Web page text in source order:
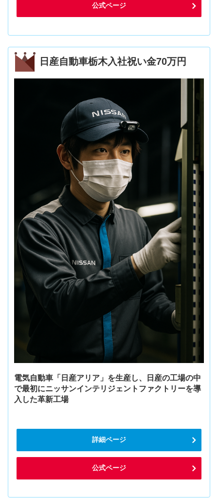
公式ページ
日産自動車栃木入社祝い金70万円
電気自動車「日産アリア」を生産し、日産の工場の中
で最初にニッサンインテリジェントファクトリーを導
入した革新工場
詳細ページ
公式ページ